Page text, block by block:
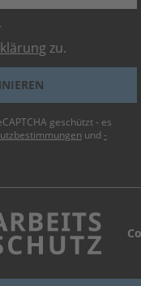
zu.
geschützt - es
und -